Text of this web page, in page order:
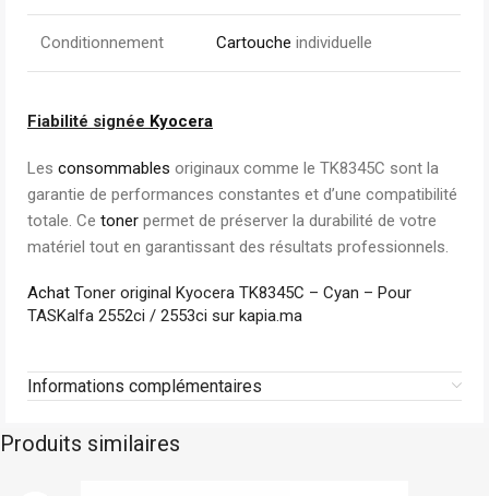
Conditionnement Cartouche individuelle
Fiabilité signée Kyocera
Les consommables originaux comme le TK8345C sont la
garantie de performances constantes et d’une compatibilité
totale. Ce toner permet de préserver la durabilité de votre
matériel tout en garantissant des résultats professionnels.
Achat Toner original Kyocera TK8345C – Cyan – Pour
TASKalfa 2552ci / 2553ci sur kapia.ma
Informations complémentaires
Produits similaires
Hp